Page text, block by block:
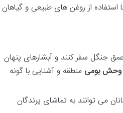
از روغن های طبیعی و گیاهان
عمق جنگل سفر کنند و آبشارهای پنهان
وحش بومی منطقه و آشنایی با گونه
می توانند به تماشای پرندگان